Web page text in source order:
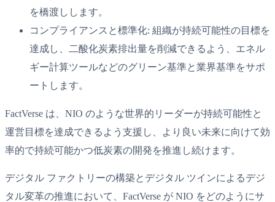
を橋渡しします。
コンプライアンスと標準化: 組織が持続可能性の目標を
達成し、二酸化炭素排出量を削減できるよう、エネル
ギー計算ツールなどのグリーン基準と業界基準をサポ
ートします。
FactVerse は、NIO のような世界的リーダーが持続可能性と
運営目標を達成できるよう支援し、より良い未来に向けて効
率的で持続可能かつ低炭素の開発を推進し続けます。
デジタル ファクトリーの構築とデジタル ツインによるデジ
タル変革の推進において、FactVerse が NIO をどのようにサ